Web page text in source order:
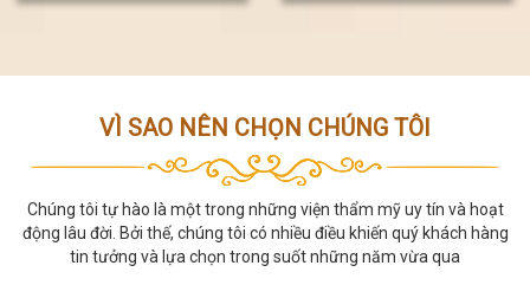
2024
VÌ SAO NÊN CHỌN CHÚNG TÔI
Chúng tôi tự hào là một trong những viện thẩm mỹ uy tín và hoạt
động lâu đời. Bởi thế, chúng tôi có nhiều điều khiến quý khách hàng
tin tưởng và lựa chọn trong suốt những năm vừa qua